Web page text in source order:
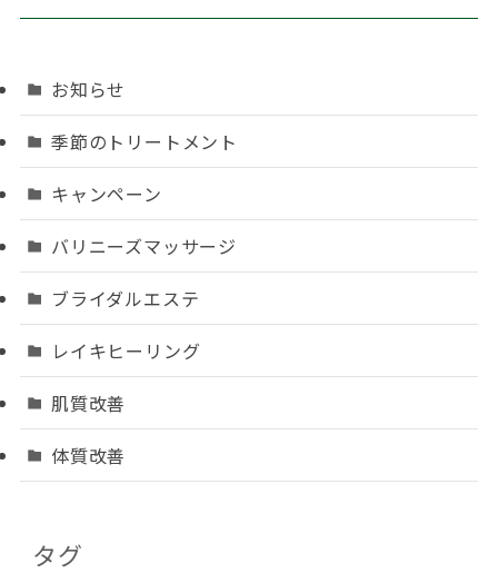
お知らせ
季節のトリートメント
キャンペーン
バリニーズマッサージ
ブライダルエステ
レイキヒーリング
肌質改善
体質改善
タグ